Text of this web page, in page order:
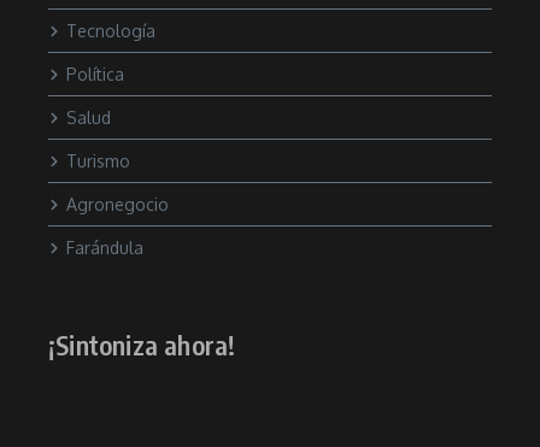
Tecnología
Política
Salud
Turismo
Agronegocio
Farándula
¡Sintoniza ahora!